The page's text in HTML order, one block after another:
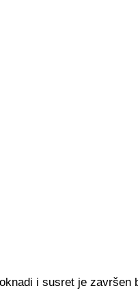
i susret je završen